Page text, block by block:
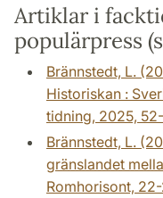
Artiklar i
populärpress
Brännstedt, L.
Historiskan :
tidning, 2025,
Brännstedt, L.
gränslandet
Romhorisont,